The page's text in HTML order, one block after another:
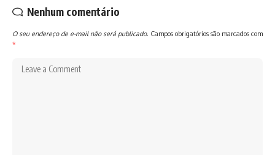
Nenhum comentário
O seu endereço de e-mail não será publicado. Campos obrigatórios são marcados com
*